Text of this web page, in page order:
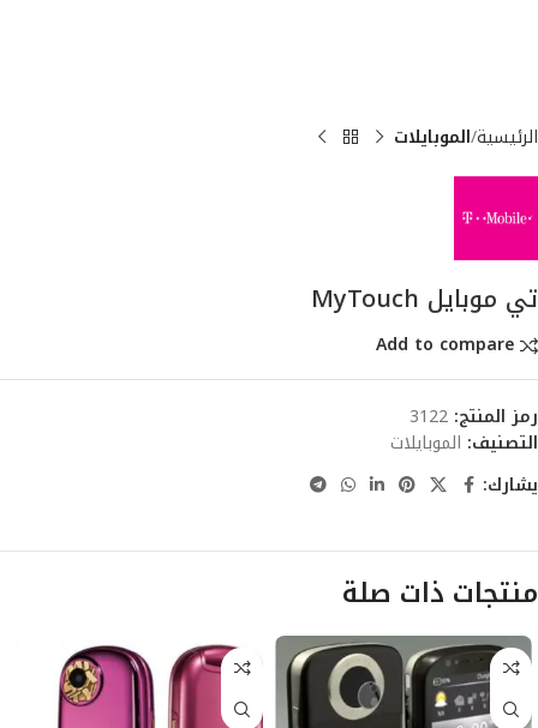
الرئيسية الموبايلات
تي موبايل MyTouch
Add to compare
رمز المنتج: 3122
التصنيف: الموبايلات
يشارك:
منتجات ذات صلة